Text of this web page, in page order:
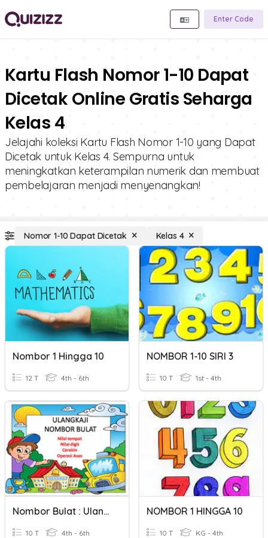
Enter Code
Kartu Flash Nomor 1-10 Dapat
Dicetak Online Gratis Seharga
Kelas 4
Jelajahi koleksi Kartu Flash Nomor 1-10 yang Dapat
Dicetak untuk Kelas 4. Sempurna untuk
meningkatkan keterampilan numerik dan membuat
pembelajaran menjadi menyenangkan!
Nomor 1-10 Dapat Dicetak Kelas 4
Nombor 1 Hingga 10
12 T 4th - 6th
NOMBOR 1-10 SIRI 3
10 T 1st - 4th
Nombor Bulat : Ulangkaji 1
10 T 4th - 6th
NOMBOR 1 HINGGA 10
10 T KG - 4th